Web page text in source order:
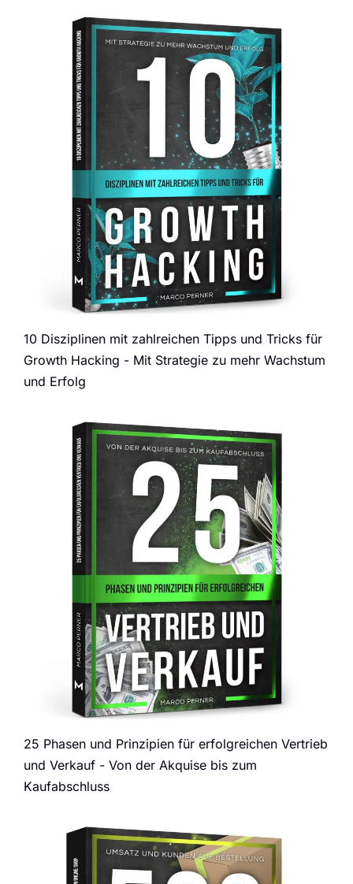
10 Disziplinen mit zahlreichen Tipps und Tricks für
Growth Hacking - Mit Strategie zu mehr Wachstum
und Erfolg
25 Phasen und Prinzipien für erfolgreichen Vertrieb
und Verkauf - Von der Akquise bis zum
Kaufabschluss